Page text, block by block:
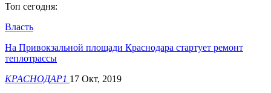
Топ сегодня:
Власть
На Привокзальной площади Краснодара стартует ремонт
теплотрассы
КРАСНОДАР1 17 Окт, 2019